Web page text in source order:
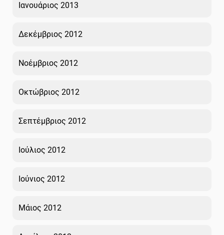
Ιανουάριος 2013
Δεκέμβριος 2012
Νοέμβριος 2012
Οκτώβριος 2012
Σεπτέμβριος 2012
Ιούλιος 2012
Ιούνιος 2012
Μάιος 2012